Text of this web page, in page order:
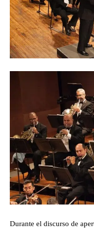
Durante el discurso de